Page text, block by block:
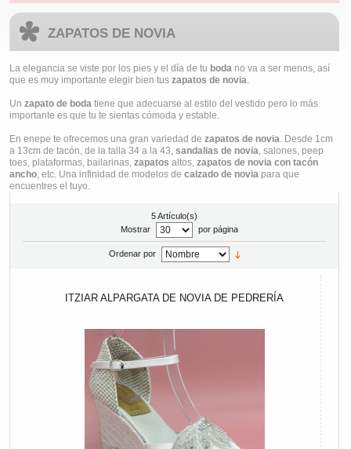
ZAPATOS DE NOVIA
La elegancia se viste por los pies y el día de tu boda no va a ser menos, así
que es muy importante elegir bien tus zapatos de novia.
Un zapato de boda tiene que adecuarse al estilo del vestido pero lo más
importante es que tu te sientas cómoda y estable.
En enepe te ofrecemos una gran variedad de zapatos de novia. Desde 1cm
a 13cm de tacón, de la talla 34 a la 43, sandalias de novia, salones, peep
toes, plataformas, bailarinas, zapatos altos, zapatos de novia con tacón
ancho, etc. Una infinidad de modelos de calzado de novia para que
encuentres el tuyo.
5 Artículo(s)
Mostrar
por página
Ordenar por
ITZIAR ALPARGATA DE NOVIA DE PEDRERÍA